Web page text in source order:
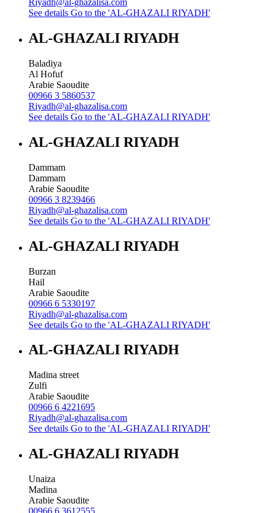
Riyadh@al-ghazalisa.com
See details Go to the 'AL-GHAZALI RIYADH'
AL-GHAZALI RIYADH
Baladiya
Al Hofuf
Arabie Saoudite
00966 3 5860537
Riyadh@al-ghazalisa.com
See details Go to the 'AL-GHAZALI RIYADH'
AL-GHAZALI RIYADH
Dammam
Dammam
Arabie Saoudite
00966 3 8239466
Riyadh@al-ghazalisa.com
See details Go to the 'AL-GHAZALI RIYADH'
AL-GHAZALI RIYADH
Burzan
Hail
Arabie Saoudite
00966 6 5330197
Riyadh@al-ghazalisa.com
See details Go to the 'AL-GHAZALI RIYADH'
AL-GHAZALI RIYADH
Madina street
Zulfi
Arabie Saoudite
00966 6 4221695
Riyadh@al-ghazalisa.com
See details Go to the 'AL-GHAZALI RIYADH'
AL-GHAZALI RIYADH
Unaiza
Madina
Arabie Saoudite